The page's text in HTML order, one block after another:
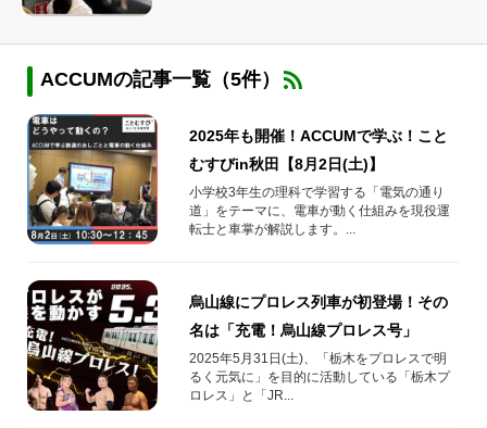
ACCUMの記事一覧（5件）
2025年も開催！ACCUMで学ぶ！こと
むすびin秋田【8月2日(土)】
小学校3年生の理科で学習する「電気の通り
道」をテーマに、電車が動く仕組みを現役運
転士と車掌が解説します。...
烏山線にプロレス列車が初登場！その
名は「充電！烏山線プロレス号」
2025年5月31日(土)、「栃木をプロレスで明
るく元気に」を目的に活動している「栃木プ
ロレス」と「JR...